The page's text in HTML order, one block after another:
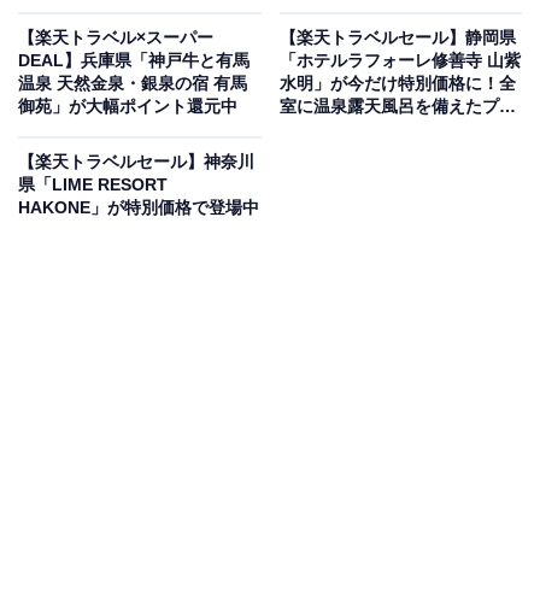
【楽天トラベル×スーパー
DEAL】兵庫県「神戸牛と有馬
温泉 天然金泉・銀泉の宿 有馬
御苑」が大幅ポイント還元中
【楽天トラベルセール】静岡県
「ホテルラフォーレ修善寺 山紫
水明」が今だけ特別価格に！全
室に温泉露天風呂を備えたプラ
【楽天トラベルセール】神奈川
県「LIME RESORT
HAKONE」が特別価格で登場中